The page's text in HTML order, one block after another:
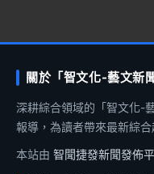
關於「智文化-藝文新
深耕綜合領域的「智文化-
報導，為讀者帶來最新綜合
本站由 智聞捷發新聞發佈